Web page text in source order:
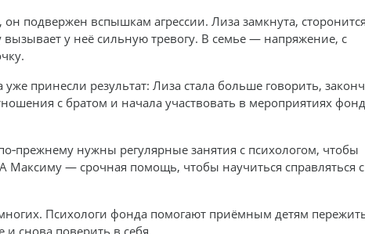
подвержен вспышкам агрессии. Лиза замкнута, сторонится
у неё сильную тревогу. В семье — напряжение, с
принесли результат: Лиза стала больше говорить,
с братом и начала участвовать в мероприятиях
нужны регулярные занятия с психологом, чтобы
Максиму — срочная помощь, чтобы научиться справляться с
Психологи фонда помогают приёмным детям
и снова поверить в себя.